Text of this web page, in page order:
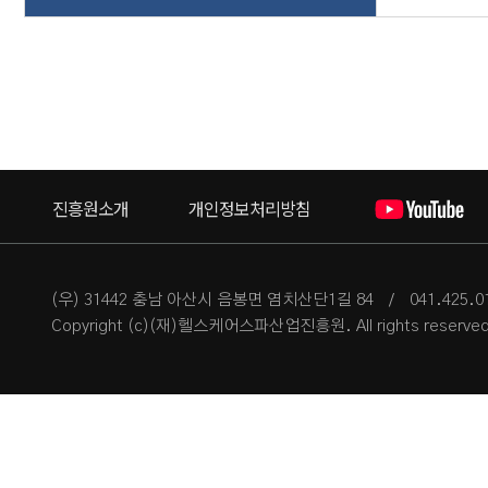
진흥원소개 개인정보처리방침
(우) 31442 충남 아산시 음봉면 염치산단1길 84 /
Copyright (c)(재)헬스케어스파산업진흥원. All rights